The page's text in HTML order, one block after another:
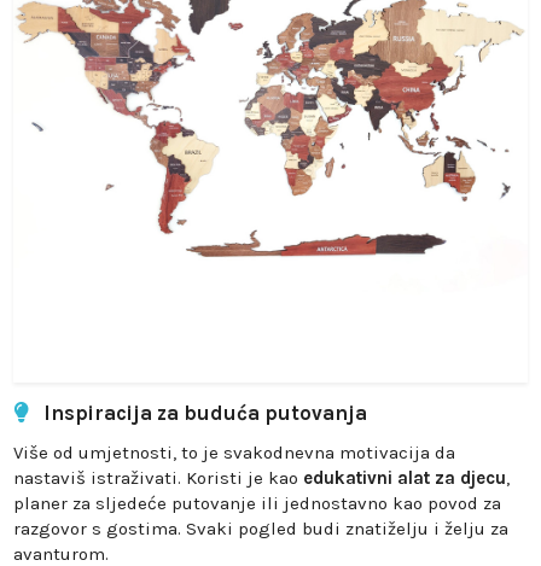
Inspiracija za buduća putovanja
Više od umjetnosti, to je svakodnevna motivacija da
nastaviš istraživati. Koristi je kao edukativni alat za djecu,
planer za sljedeće putovanje ili jednostavno kao povod za
razgovor s gostima. Svaki pogled budi znatiželju i želju za
avanturom.